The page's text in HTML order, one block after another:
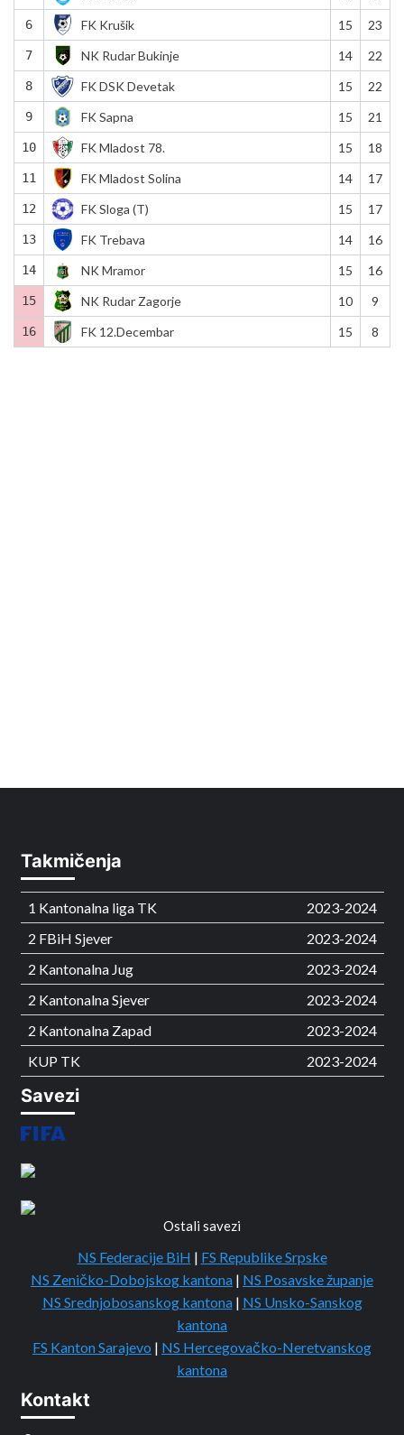
6 FK Krušik 15 23
7 NK Rudar Bukinje 14 22
8 FK DSK Devetak 15 22
9 FK Sapna 15 21
10 FK Mladost 78. 15 18
11 FK Mladost Solina 14 17
12 FK Sloga (T) 15 17
13 FK Trebava 14 16
14 NK Mramor 15 16
15 NK Rudar Zagorje 10 9
16 FK 12.Decembar 15 8
Takmičenja
1 Kantonalna liga TK
2023-2024
2 FBiH Sjever
2023-2024
2 Kantonalna Jug
2023-2024
2 Kantonalna Sjever
2023-2024
2 Kantonalna Zapad
2023-2024
KUP TK
2023-2024
Savezi
Ostali savezi
NS Federacije BiH | FS Republike Srpske
NS Zeničko-Dobojskog kantona | NS Posavske županje
NS Srednjobosanskog kantona | NS Unsko-Sanskog
kantona
FS Kanton Sarajevo | NS Hercegovačko-Neretvanskog
kantona
Kontakt